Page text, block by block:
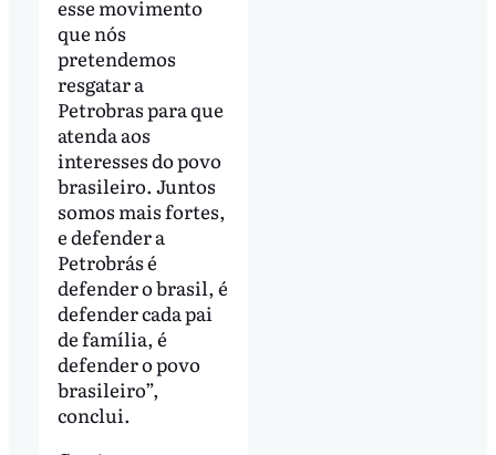
esse movimento
que nós
pretendemos
resgatar a
Petrobras para que
atenda aos
interesses do povo
brasileiro. Juntos
somos mais fortes,
e defender a
Petrobrás é
defender o brasil, é
defender cada pai
de família, é
defender o povo
brasileiro”,
conclui.